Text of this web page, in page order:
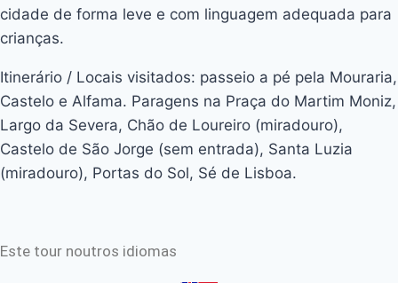
cidade de forma leve e com linguagem adequada para
crianças.
Itinerário / Locais visitados: passeio a pé pela Mouraria,
Castelo e Alfama. Paragens na Praça do Martim Moniz,
Largo da Severa, Chão de Loureiro (miradouro),
Castelo de São Jorge (sem entrada), Santa Luzia
(miradouro), Portas do Sol, Sé de Lisboa.
Este tour noutros idiomas